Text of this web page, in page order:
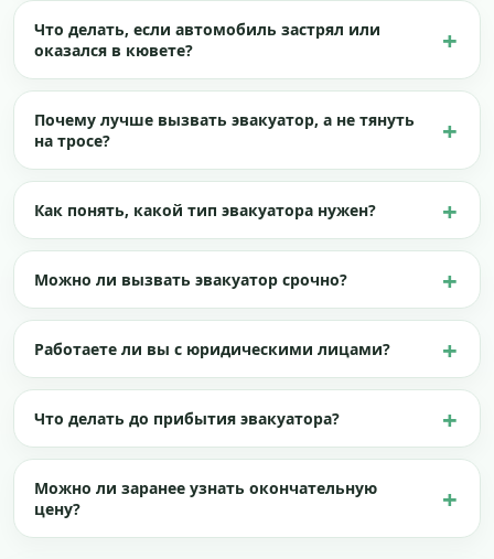
Что делать, если автомобиль застрял или
оказался в кювете?
Почему лучше вызвать эвакуатор, а не тянуть
на тросе?
Как понять, какой тип эвакуатора нужен?
Можно ли вызвать эвакуатор срочно?
Работаете ли вы с юридическими лицами?
Что делать до прибытия эвакуатора?
Можно ли заранее узнать окончательную
цену?